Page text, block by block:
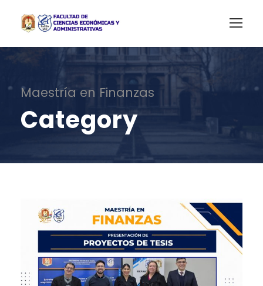
Maestría en Finanzas
Category